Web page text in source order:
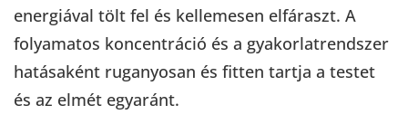
energiával tölt fel és kellemesen elfáraszt. A
folyamatos koncentráció és a gyakorlatrendszer
hatásaként ruganyosan és fitten tartja a testet
és az elmét egyaránt.